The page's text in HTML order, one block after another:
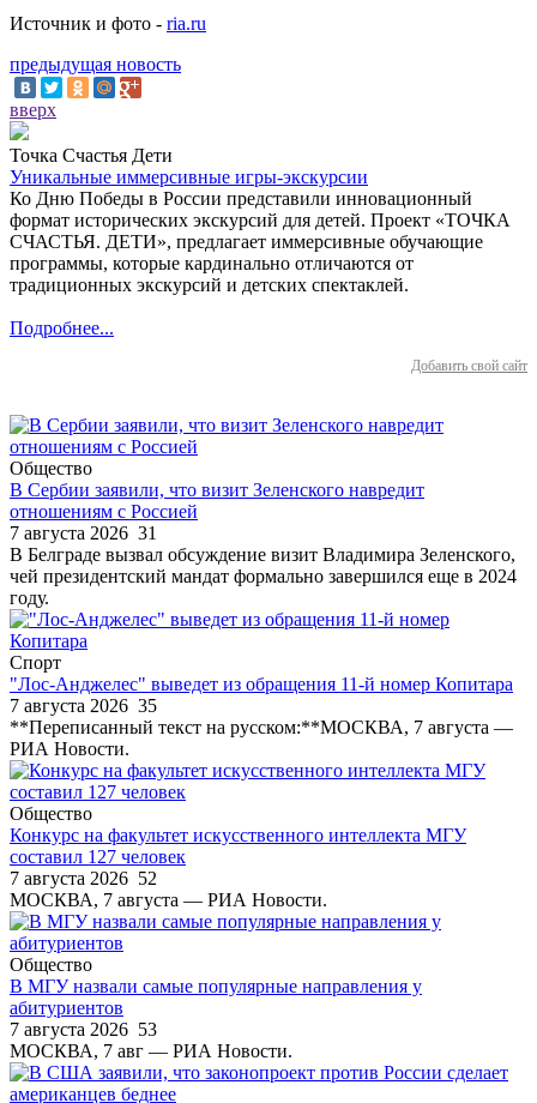
Источник и фото - ria.ru
предыдущая новость
вверх
Точка Счастья Дети
Уникальные иммерсивные игры-экскурсии
Ко Дню Победы в России представили инновационный
формат исторических экскурсий для детей. Проект «ТОЧКА
СЧАСТЬЯ. ДЕТИ», предлагает иммерсивные обучающие
программы, которые кардинально отличаются от
традиционных экскурсий и детских спектаклей.
Подробнее...
Добавить свой сайт
Общество
В Сербии заявили, что визит Зеленского навредит
отношениям с Россией
7 августа 2026 31
В Белграде вызвал обсуждение визит Владимира Зеленского,
чей президентский мандат формально завершился еще в 2024
году.
Спорт
"Лос-Анджелес" выведет из обращения 11-й номер Копитара
7 августа 2026 35
**Переписанный текст на русском:**МОСКВА, 7 августа —
РИА Новости.
Общество
Конкурс на факультет искусственного интеллекта МГУ
составил 127 человек
7 августа 2026 52
МОСКВА, 7 августа — РИА Новости.
Общество
В МГУ назвали самые популярные направления у
абитуриентов
7 августа 2026 53
МОСКВА, 7 авг — РИА Новости.